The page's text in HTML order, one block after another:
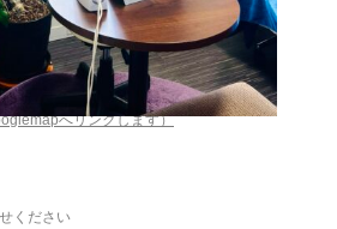
丘３－１２－７
３０１
へリンクします）
ください